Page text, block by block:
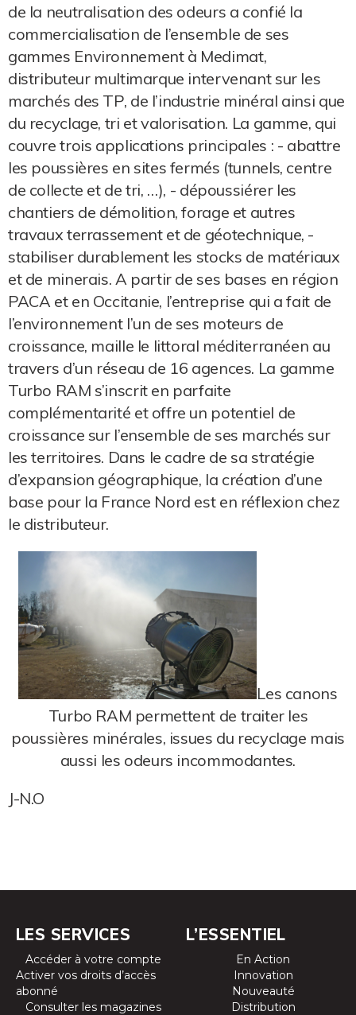
de la neutralisation des odeurs a confié la
commercialisation de l’ensemble de ses
gammes Environnement à Medimat,
distributeur multimarque intervenant sur les
marchés des TP, de l’industrie minéral ainsi que
du recyclage, tri et valorisation. La gamme, qui
couvre trois applications principales : - abattre
les poussières en sites fermés (tunnels, centre
de collecte et de tri, …), - dépoussiérer les
chantiers de démolition, forage et autres
travaux terrassement et de géotechnique, -
stabiliser durablement les stocks de matériaux
et de minerais. A partir de ses bases en région
PACA et en Occitanie, l’entreprise qui a fait de
l’environnement l’un de ses moteurs de
croissance, maille le littoral méditerranéen au
travers d’un réseau de 16 agences. La gamme
Turbo RAM s’inscrit en parfaite
complémentarité et offre un potentiel de
croissance sur l’ensemble de ses marchés sur
les territoires. Dans le cadre de sa stratégie
d’expansion géographique, la création d’une
base pour la France Nord est en réflexion chez
le distributeur.
Les canons
Turbo RAM permettent de traiter les
poussières minérales, issues du recyclage mais
aussi les odeurs incommodantes.
J-N.O
LES SERVICES
Accéder à votre compte
Activer vos droits d’accès
abonné
Consulter les magazines
L’ESSENTIEL
En Action
Innovation
Nouveauté
Distribution